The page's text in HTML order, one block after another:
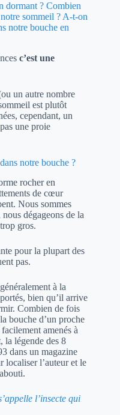
dormant ? Combien
sommeil ? A-t-on
notre bouche en
c’est une
un autre nombre
est plutôt
cependant, un
une proie
notre bouche ?
rocher en
de cœur
Nous sommes
dégageons de la
gros.
pour la plupart des
pas.
à la
bien qu’il arrive
Combien de fois
bouche d’un proche
amenés à
la légende des 8
dans un magazine
localiser l’auteur et le
l’insecte qui